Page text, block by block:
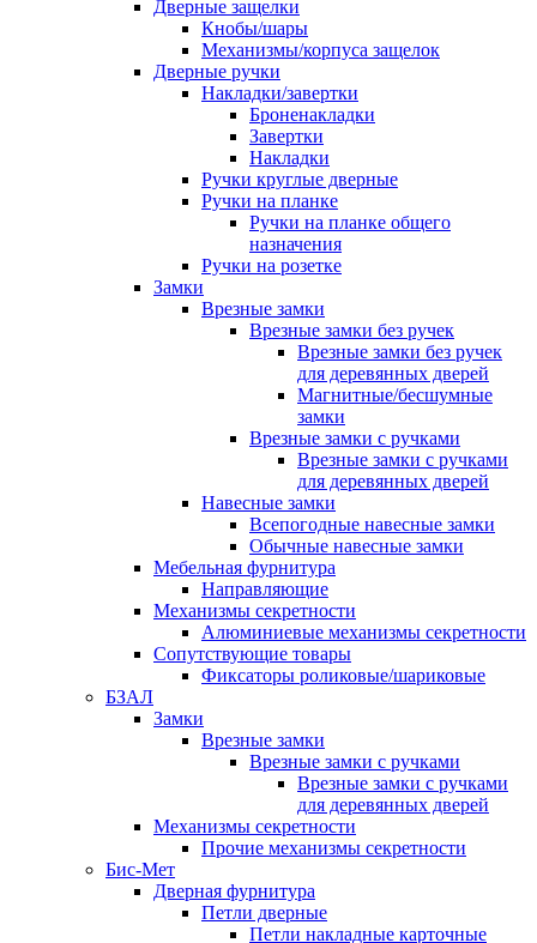
Дверные защелки
Кнобы/шары
Механизмы/корпуса защелок
Дверные ручки
Накладки/завертки
Броненакладки
Завертки
Накладки
Ручки круглые дверные
Ручки на планке
Ручки на планке общего
назначения
Ручки на розетке
Замки
Врезные замки
Врезные замки без ручек
Врезные замки без ручек
для деревянных дверей
Магнитные/бесшумные
замки
Врезные замки с ручками
Врезные замки с ручками
для деревянных дверей
Навесные замки
Всепогодные навесные замки
Обычные навесные замки
Мебельная фурнитура
Направляющие
Механизмы секретности
Алюминиевые механизмы секретности
Сопутствующие товары
Фиксаторы роликовые/шариковые
БЗАЛ
Замки
Врезные замки
Врезные замки с ручками
Врезные замки с ручками
для деревянных дверей
Механизмы секретности
Прочие механизмы секретности
Бис-Мет
Дверная фурнитура
Петли дверные
Петли накладные карточные